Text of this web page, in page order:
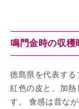
鳴門金時の収穫
徳島県を代表する
紅色の皮と、加
す。 食感は昔な